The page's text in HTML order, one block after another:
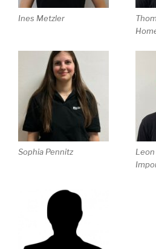
Ines Metzler
Sophia Pennitz
Leon